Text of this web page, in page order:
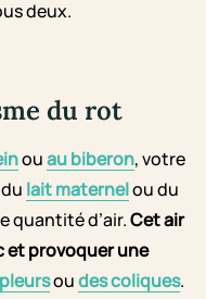
deux.
du rot
ouau biberon, votre
lait maternelou du
quantité d’air.Cet air
et provoquer une
oudes coliques.